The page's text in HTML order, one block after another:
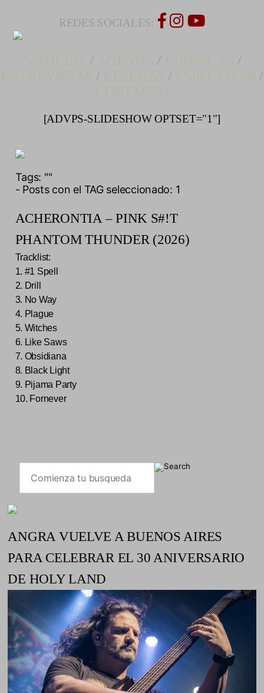
REDES SOCIALES:
/ /
/
/ /
/
[ADVPS-SLIDESHOW OPTSET="1"]
Tags: ""
- Posts con el TAG seleccionado: 1
ACHERONTIA – PINK S#!T
PHANTOM THUNDER (2026)
Tracklist:
1. #1 Spell
2. Drill
3. No Way
4. Plague
5. Witches
6. Like Saws
7. Obsidiana
8. Black Light
9. Pijama Party
10. Fornever
ANGRA VUELVE A BUENOS AIRES
PARA CELEBRAR EL 30 ANIVERSARIO
DE HOLY LAND